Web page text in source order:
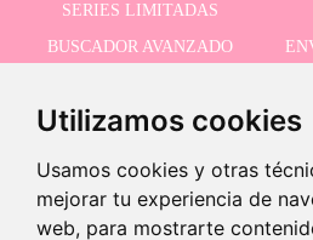
Utilizamos cookies
Usamos cookies y otras
mejorar tu experiencia de
web, para mostrarte
SERIES LIMITADAS
BUSCADOR AVANZADO
RECIBE NUESTRAS